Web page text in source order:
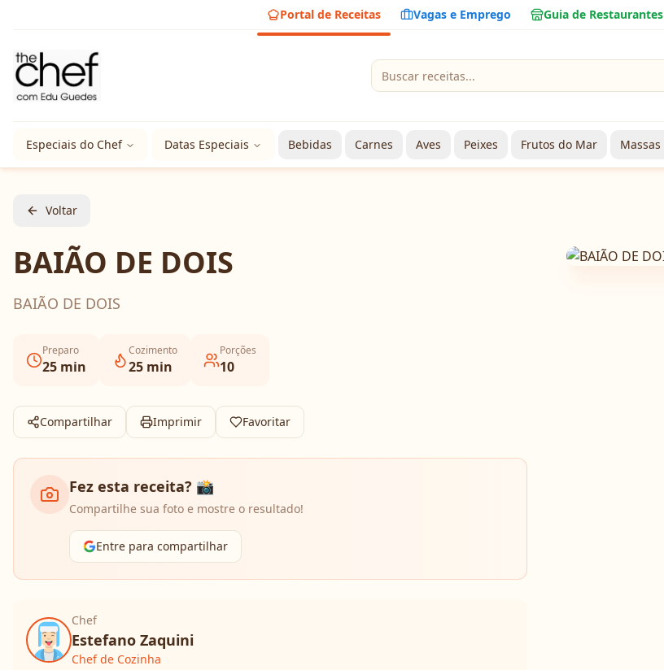
Portal de Receitas Vagas e Emprego Guia de Restaurantes
Especiais do Chef Datas Especiais Bebidas Carnes Aves Peixes Frutos do Mar Massas
Voltar
BAIÃO DE DOIS
BAIÃO DE DOIS
Preparo
25 min
Cozimento
25 min
Porções
10
Compartilhar Imprimir Favoritar
Fez esta receita? 📸
Compartilhe sua foto e mostre o resultado!
Entre para compartilhar
Chef
Estefano Zaquini
Chef de Cozinha